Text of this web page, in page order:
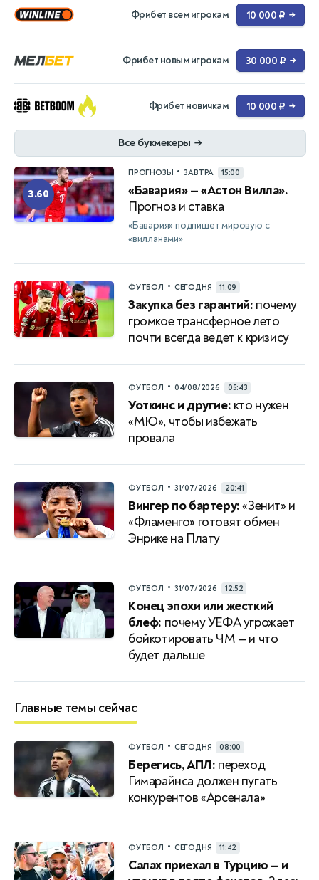
Фрибет всем игрокам 10 000 ₽ →
Фрибет новым игрокам 30 000 ₽ →
Фрибет новичкам 10 000 ₽ →
Все букмекеры →
3.60
ПРОГНОЗЫ • ЗАВТРА 15:00
«Бавария» — «Астон Вилла».
Прогноз и ставка
«Бавария» подпишет мировую с
«вилланами»
ФУТБОЛ • СЕГОДНЯ 11:09
Закупка без гарантий: почему
громкое трансферное лето
почти всегда ведет к кризису
ФУТБОЛ • 04/08/2026 05:43
Уоткинс и другие: кто нужен
«МЮ», чтобы избежать
провала
ФУТБОЛ • 31/07/2026 20:41
Вингер по бартеру:«Зенит» и
«Фламенго» готовят обмен
Энрике на Плату
ФУТБОЛ • 31/07/2026 12:52
Конец эпохи или жесткий
блеф: почему УЕФА угрожает
бойкотировать ЧМ — и что
будет дальше
Главные темы сейчас
ФУТБОЛ • СЕГОДНЯ 08:00
Берегись, АПЛ: переход
Гимарайнса должен пугать
конкурентов «Арсенала»
ФУТБОЛ • СЕГОДНЯ 11:42
Салах приехал в Турцию — и